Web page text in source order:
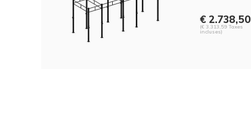
€ 2.738,50
(€ 3.313,59 Taxes
incluses)